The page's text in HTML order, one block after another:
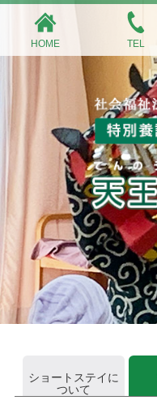
HOME TEL
ショートステイに
ついて